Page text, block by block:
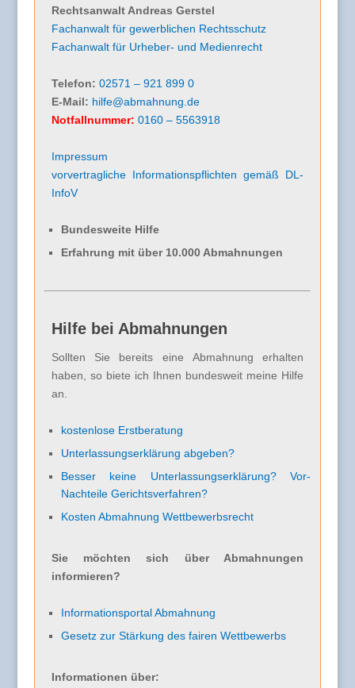
Rechtsanwalt Andreas Gerstel
Fachanwalt für gewerblichen Rechtsschutz
Fachanwalt für Urheber- und Medienrecht
Telefon: 02571 – 921 899 0
E-Mail: hilfe@abmahnung.de
Notfallnummer: 0160 – 5563918
Impressum
vorvertragliche Informationspflichten gemäß DL-
InfoV
Bundesweite Hilfe
Erfahrung mit über 10.000 Abmahnungen
Hilfe bei Abmahnungen
Sollten Sie bereits eine Abmahnung erhalten
haben, so biete ich Ihnen bundesweit meine Hilfe
an.
kostenlose Erstberatung
Unterlassungserklärung abgeben?
Besser keine Unterlassungserklärung? Vor-
Nachteile Gerichtsverfahren?
Kosten Abmahnung Wettbewerbsrecht
Sie möchten sich über Abmahnungen
informieren?
Informationsportal Abmahnung
Gesetz zur Stärkung des fairen Wettbewerbs
Informationen über: